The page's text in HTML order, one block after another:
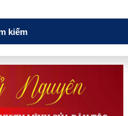
trên toàn quốc
Nội
kiếm